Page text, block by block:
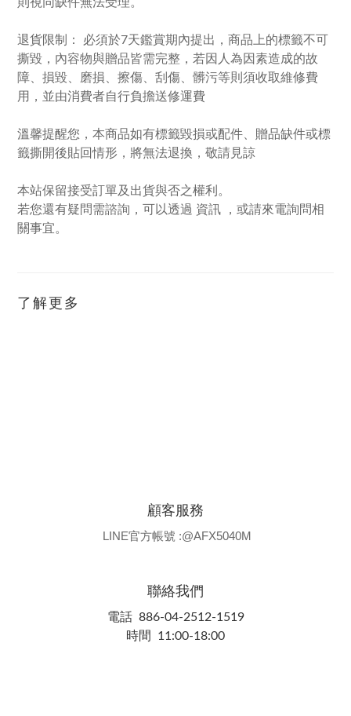
退貨限制： 必須於7天鑑賞期內提出，商品上的標籤不可
撕毀，內容物與贈品皆需完整，若因人為因素造成的故
障、損毀、磨損、擦傷、刮傷、髒污等則須收取維修費
用，並由消費者自行負擔送修運費
溫馨提醒您，本商品如有標籤毀損或配件、贈品缺件或標
籤撕開後貼回情形，將無法退換，敬請見諒
本站保留接受訂單及出貨與否之權利。
若您還有疑問需諮詢，可以透過 資訊 ，或請來電詢問相
關事宜。
了解更多
顧客服務
LINE官方帳號 :@AFX5040M
聯絡我們
電話 886-04-2512-1519
時間 11:00-18:00